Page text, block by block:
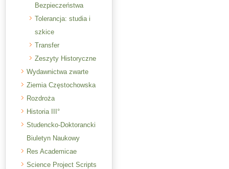
Bezpieczeństwa
Tolerancja: studia i
szkice
Transfer
Zeszyty Historyczne
Wydawnictwa zwarte
Ziemia Częstochowska
Rozdroża
Historia III°
Studencko-Doktorancki
Biuletyn Naukowy
Res Academicae
Science Project Scripts